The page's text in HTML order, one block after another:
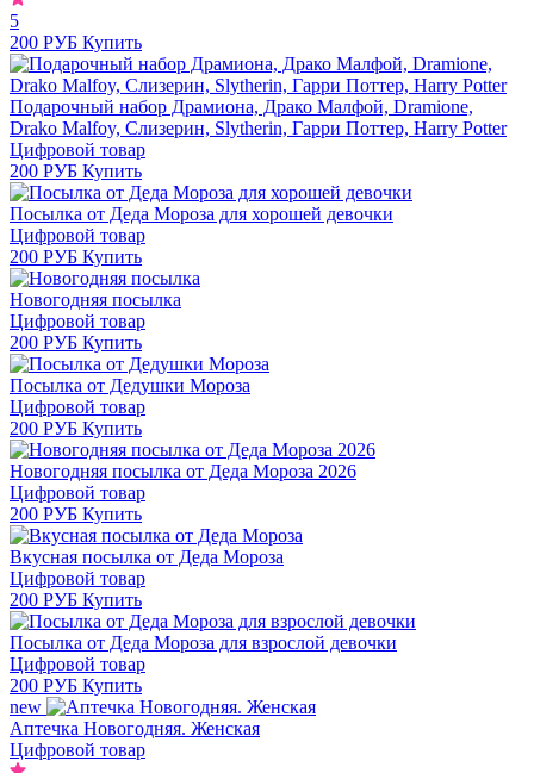
5
200 РУБ Купить
Подарочный набор Драмиона, Драко Малфой, Dramione,
Drako Malfoy, Слизерин, Slytherin, Гарри Поттер, Harry Potter
Цифровой товар
200 РУБ Купить
Посылка от Деда Мороза для хорошей девочки
Цифровой товар
200 РУБ Купить
Новогодняя посылка
Цифровой товар
200 РУБ Купить
Посылка от Дедушки Мороза
Цифровой товар
200 РУБ Купить
Новогодняя посылка от Деда Мороза 2026
Цифровой товар
200 РУБ Купить
Вкусная посылка от Деда Мороза
Цифровой товар
200 РУБ Купить
Посылка от Деда Мороза для взрослой девочки
Цифровой товар
200 РУБ Купить
new
Аптечка Новогодняя. Женская
Цифровой товар